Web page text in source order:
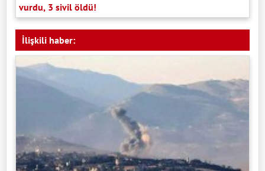
vurdu, 3 sivil öldü!
İlişkili haber: